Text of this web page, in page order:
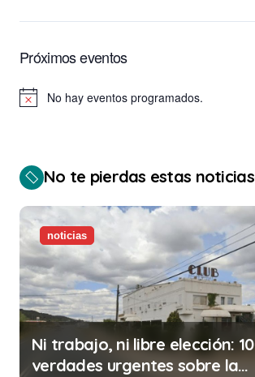
Próximos eventos
Aviso No hay eventos programados.
No te pierdas estas noticias
noticias
Ni trabajo, ni libre elección: 10
verdades urgentes sobre la